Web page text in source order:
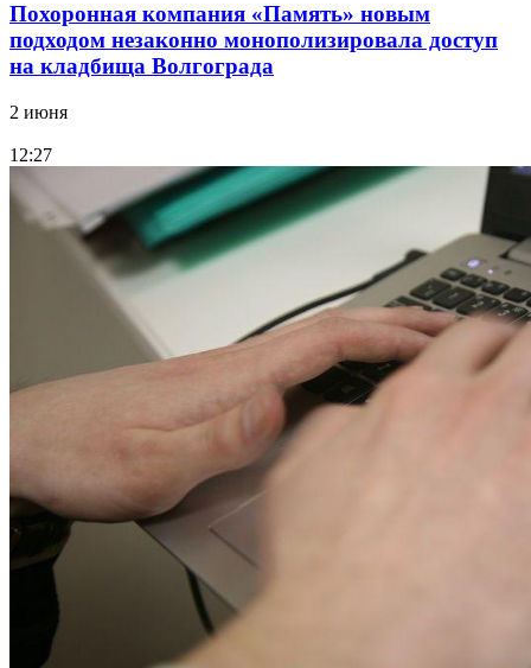
Похоронная компания «Память» новым
подходом незаконно монополизировала доступ
на кладбища Волгограда
2 июня
12:27